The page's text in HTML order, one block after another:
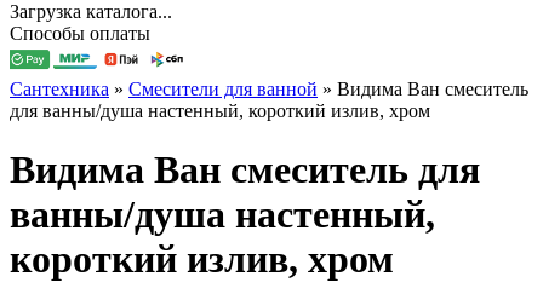
Загрузка каталога...
Способы оплаты
Сантехника » Смесители для ванной » Видима Ван смеситель
для ванны/душа настенный, короткий излив, хром
Видима Ван смеситель для
ванны/душа настенный,
короткий излив, хром